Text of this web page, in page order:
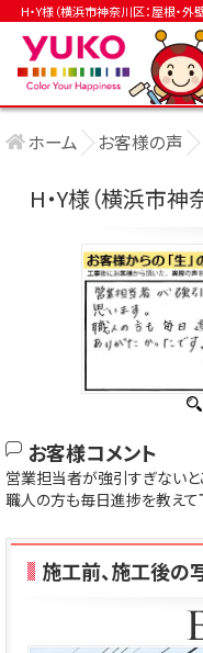
H・Y様（横浜市神奈川区：屋根・
ホーム お客様の声
H・Y様（横浜市神
お客様コメント
営業担当者が強引すぎないと
職人の方も毎日進捗を教えて
施工前、施工後の